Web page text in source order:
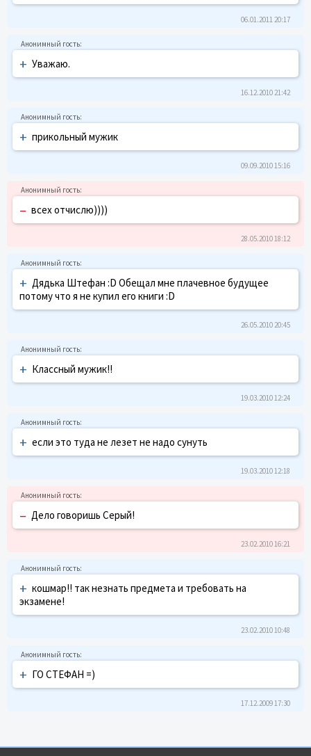
06.01.2011 20:17
+ Уважаю.
16.12.2010 21:42
+ прикольный мужик
09.09.2010 15:16
– всех отчислю))))
28.05.2010 18:12
+ Дядька Штефан :D Обещал мне плачевное будущее
потому что я не купил его книги :D
26.05.2010 20:45
+ Классный мужик!!
19.03.2010 12:24
+ если это туда не лезет не надо сунуть
19.03.2010 12:18
– Дело говоришь Серый!
23.02.2010 16:21
+ кошмар!! так незнать предмета и требовать на
экзамене!
23.02.2010 10:48
+ ГО СТЕФАН =)
17.12.2009 17:30